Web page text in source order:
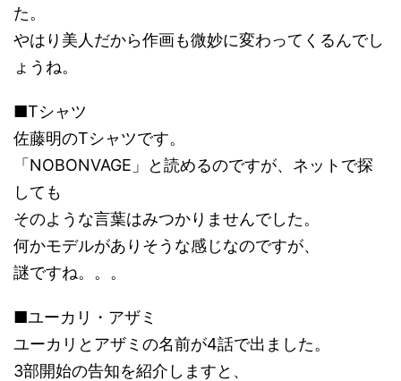
た。
やはり美人だから作画も微妙に変わってくるんでし
ょうね。
■Tシャツ
佐藤明のTシャツです。
「NOBONVAGE」と読めるのですが、ネットで探
しても
そのような言葉はみつかりませんでした。
何かモデルがありそうな感じなのですが、
謎ですね。。。
■ユーカリ・アザミ
ユーカリとアザミの名前が4話で出ました。
3部開始の告知を紹介しますと、